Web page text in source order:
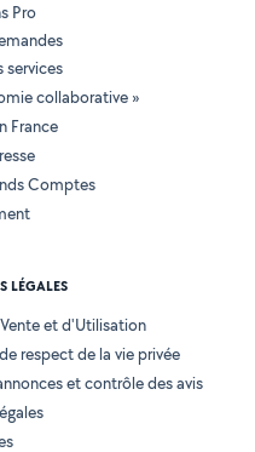
Pro
services
collaborative »
France
Comptes
LÉGALES
et d'Utilisation
respect de la vie privée
et contrôle des avis